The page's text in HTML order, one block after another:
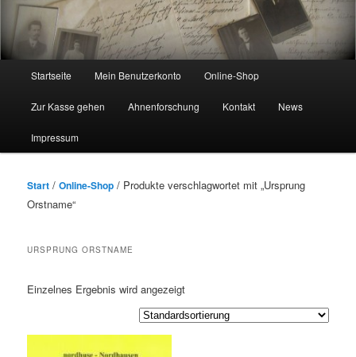
Startseite Mein Benutzerkonto Online-Shop
Zur Kasse gehen Ahnenforschung Kontakt News
Impressum
Start /Online-Shop / Produkte verschlagwortet mit „Ursprung
Orstname“
URSPRUNG ORSTNAME
Einzelnes Ergebnis wird angezeigt